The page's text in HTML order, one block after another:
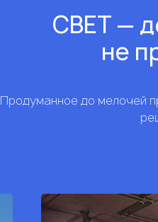
СВЕТ —
не
Продуманное до мелочей